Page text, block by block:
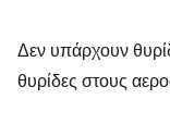
Δεν υπάρχουν
θυρίδες στους